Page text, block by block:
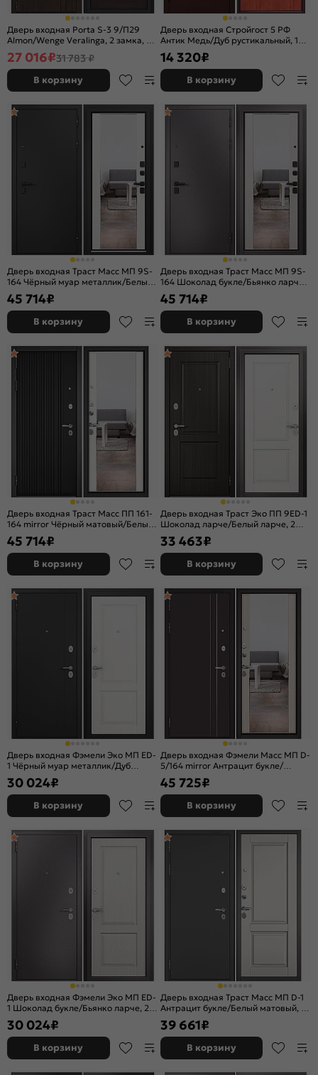
Дверь входная Porta S-3 9/П29
Almon/Wenge Veralinga, 2 замка, с
ночной задвижкой
27 016₽31 783 ₽
В корзину
Дверь входная Стройгост 5 РФ
Антик Медь/Дуб рустикальный, 1
замок
14 320₽
В корзину
Дверь входная Траст Масс МП 9S-
164 Чёрный муар металлик/Белый
ларче, с зеркалом, 2 замка, с
ночной задвижкой
45 714₽
В корзину
Дверь входная Траст Масс МП 9S-
164 Шоколад букле/Бьянко ларче,
с зеркалом, 2 замка, с ночной
задвижкой
45 714₽
В корзину
Дверь входная Траст Масс ПП 161-
164 mirror Чёрный матовый/Белый
софт, с зеркалом, 2 замка, с ночной
задвижкой
45 714₽
В корзину
Дверь входная Траст Эко ПП 9ED-1
Шоколад ларче/Белый ларче, 2
замка
33 463₽
В корзину
Дверь входная Фэмели Эко МП ED-
1 Чёрный муар металлик/Дуб
белый скандинавский, 2 замка
30 024₽
В корзину
Дверь входная Фэмели Масс МП D-
5/164 mirror Антрацит букле/
Бьянко ларче, с зеркалом, 2 замка
45 725₽
В корзину
Дверь входная Фэмели Эко МП ED-
1 Шоколад букле/Бьянко ларче, 2
замка
30 024₽
В корзину
Дверь входная Траст Масс МП D-1
Антрацит букле/Белый матовый, 2
замка, с ночной задвижкой
39 661₽
В корзину